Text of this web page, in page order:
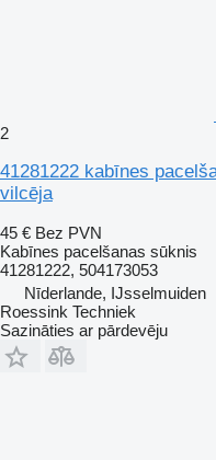
2
41281222 kabīnes
vilcēja
45 € Bez PVN
Kabīnes pacelšanas sūknis
41281222, 504173053
Nīderlande, IJsselmuiden
Roessink Techniek
Sazināties ar pārdevēju